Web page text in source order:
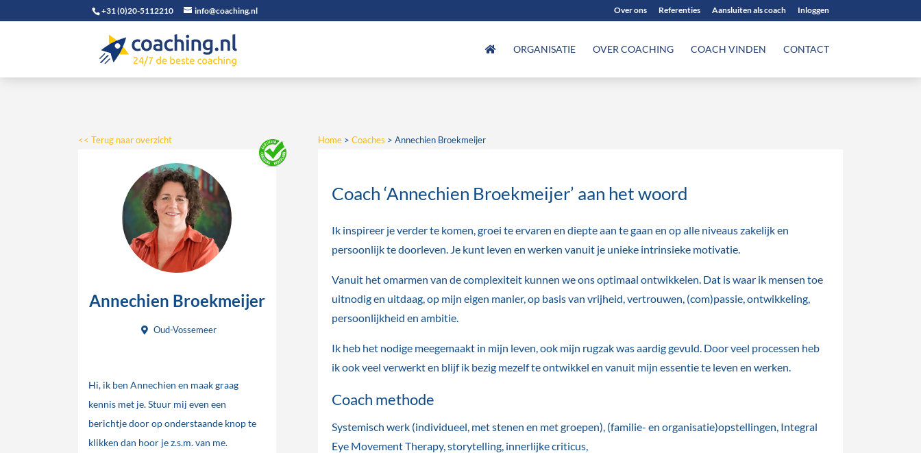
+31 (0)20-5112210 info@coaching.nl Over ons Referenties Aansluiten als coach Inloggen
ORGANISATIE OVER COACHING COACH VINDEN CONTACT
<< Terug naar overzicht Home >Coaches >Annechien Broekmeijer
Coach ‘Annechien Broekmeijer’ aan het woord
Ik inspireer je verder te komen, groei te ervaren en diepte aan te gaan en op alle niveaus zakelijk en
persoonlijk te doorleven. Je kunt leven en werken vanuit je unieke intrinsieke motivatie.
Vanuit het omarmen van de complexiteit kunnen we ons optimaal ontwikkelen. Dat is waar ik mensen toe
uitnodig en uitdaag, op mijn eigen manier, op basis van vrijheid, vertrouwen, (com)passie, ontwikkeling,
persoonlijkheid en ambitie.
Ik heb het nodige meegemaakt in mijn leven, ook mijn rugzak was aardig gevuld. Door veel processen heb
ik ook veel verwerkt en blijf ik bezig mezelf te ontwikkel en vanuit mijn essentie te leven en werken.
Coach methode
Systemisch werk (individueel, met stenen en met groepen), (familie- en organisatie)opstellingen, Integral
Eye Movement Therapy, storytelling, innerlijke criticus,
Annechien Broekmeijer
Oud-Vossemeer
Hi, ik ben Annechien en maak graag
kennis met je. Stuur mij even een
berichtje door op onderstaande knop te
klikken dan hoor je z.s.m. van me.